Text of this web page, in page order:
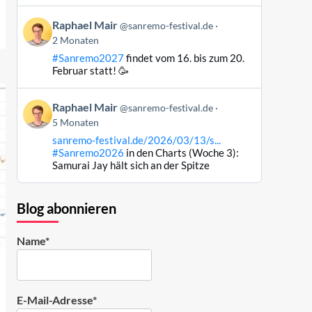
Beitrag
von
Raphael
Bluesky
ansehen
Raphael Mair @sanremo-festival.de
2 Monaten
#Sanremo2027findet vom 16. bis zum 20.
Februar statt! 🥳
Beitrag
von
Raphael
Raphael Mair @sanremo-festival.de
5 Monaten
sanremo-festival.de/2026/03/13/s...
#Sanremo2026 in den Charts (Woche 3):
Samurai Jay hält sich an der Spitze
Blog abonnieren
Name*
E-Mail-Adresse*